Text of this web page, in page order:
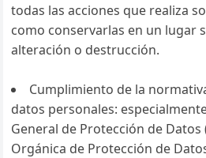
todas las acciones que realiza
como conservarlas en un lugar
alteración o destrucción.
Cumplimiento de la
datos personales:
General de Protección de Datos
Orgánica de Protección de